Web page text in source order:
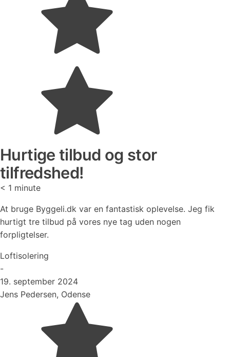
Hurtige tilbud og stor
tilfredshed!
< 1 minute
At bruge Byggeli.dk var en fantastisk oplevelse. Jeg fik
hurtigt tre tilbud på vores nye tag uden nogen
forpligtelser.
Loftisolering
-
19. september 2024
Jens Pedersen, Odense